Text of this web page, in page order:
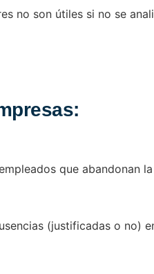
no son útiles si no se
que abandonan
(justificadas o no)